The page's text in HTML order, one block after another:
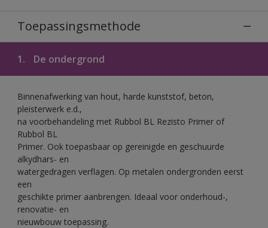
Toepassingsmethode
1. De ondergrond
Binnenafwerking van hout, harde kunststof, beton,
pleisterwerk e.d.,
na voorbehandeling met Rubbol BL Rezisto Primer of
Rubbol BL
Primer. Ook toepasbaar op gereinigde en geschuurde
alkydhars- en
watergedragen verflagen. Op metalen ondergronden eerst
een
geschikte primer aanbrengen. Ideaal voor onderhoud-,
renovatie- en
nieuwbouw toepassing.